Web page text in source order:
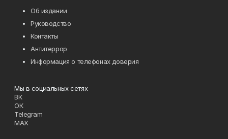
Об издании
Руководство
Контакты
Антитеррор
Информация о телефонах доверия
Мы в социальных сетях
ВК
ОК
Telegram
MAX